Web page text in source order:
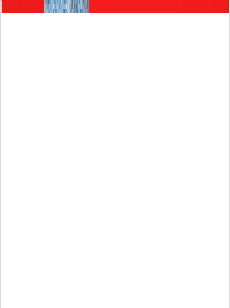
Beli Barang Branded Pakai Uang Ayah yang Jadi